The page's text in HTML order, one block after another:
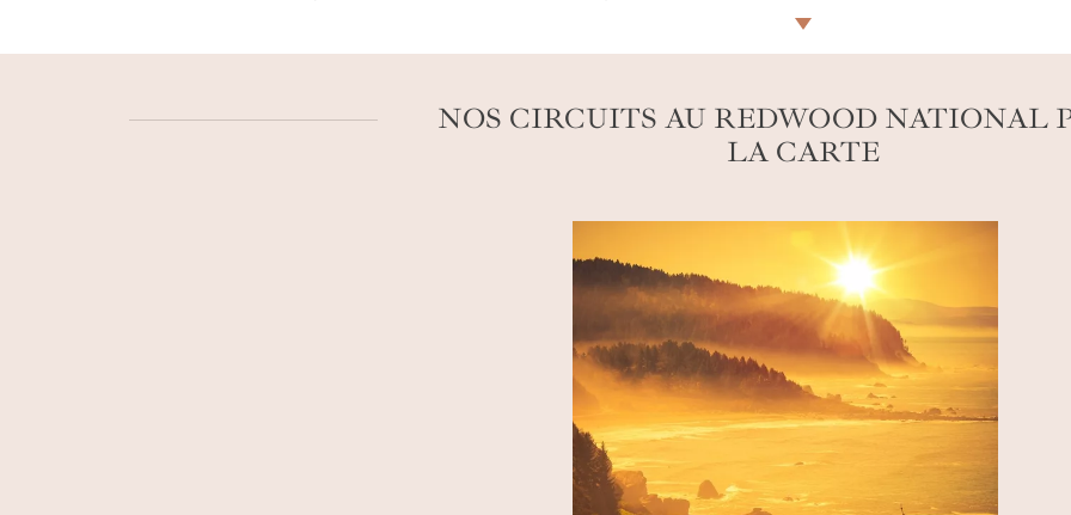
votre voyage au Redwood National Park
NOS CIRCUITS AU REDWOOD NATIONAL
LA CARTE